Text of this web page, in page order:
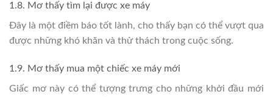
1.8. Mơ thấy tìm lại được xe máy
Đây là một điềm báo tốt lành, cho thấy bạn có thể vượt qua
được những khó khăn và thử thách trong cuộc sống.
1.9. Mơ thấy mua một chiếc xe máy mới
Giấc mơ này có thể tượng trưng cho những khởi đầu mới